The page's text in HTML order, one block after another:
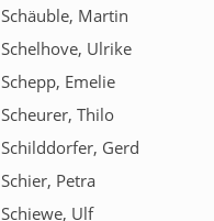
Schäuble, Martin
Schelhove, Ulrike
Schepp, Emelie
Scheurer, Thilo
Schilddorfer, Gerd
Schier, Petra
Schiewe, Ulf